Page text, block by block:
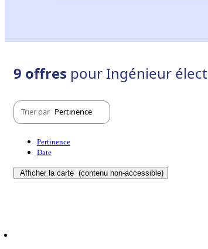
9 offres pour Ingénieur
Trier par Pertinence
Pertinence
Date
Afficher la carte (contenu non-accessible)